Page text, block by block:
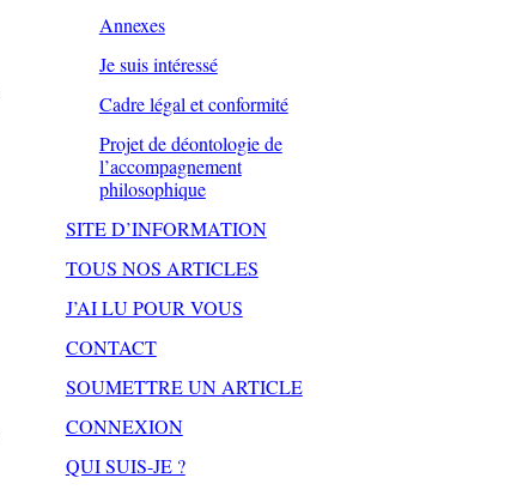
Annexes
Je suis intéressé
Cadre légal et conformité
Projet de déontologie de
l’accompagnement
philosophique
SITE D’INFORMATION
TOUS NOS ARTICLES
J’AI LU POUR VOUS
CONTACT
SOUMETTRE UN ARTICLE
CONNEXION
QUI SUIS-JE ?